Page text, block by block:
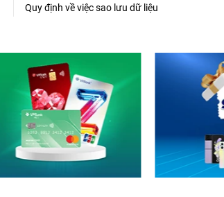
Quy định về việc sao lưu dữ liệu